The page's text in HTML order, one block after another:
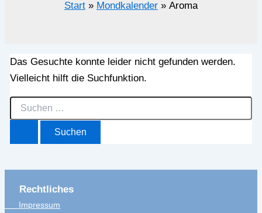
Start Mondkalender Aroma
Das Gesuchte konnte leider nicht gefunden werden.
Vielleicht hilft die Suchfunktion.
Suchen
nach:
Rechtliches
Impressum